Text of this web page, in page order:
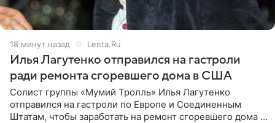
19 минут назад Lenta.Ru
Илья Лагутенко отправился на гастроли
ради ремонта сгоревшего дома в США
Солист группы «Мумий Тролль» Илья Лагутенко
отправился на гастроли по Европе и Соединенным
Штатам, чтобы заработать на ремонт сгоревшего дома в